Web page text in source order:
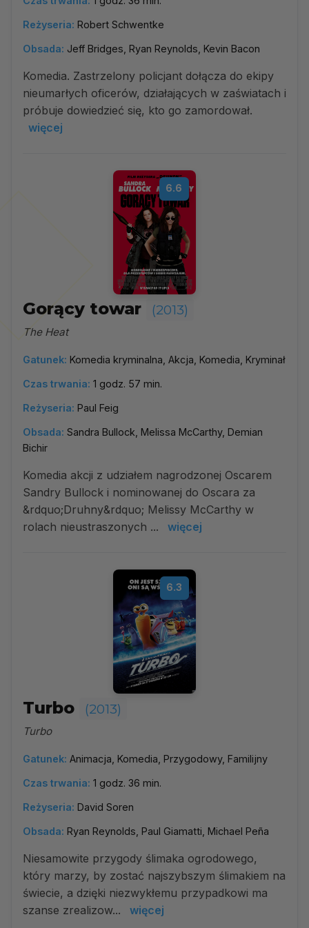
Reżyseria: Robert Schwentke
Obsada: Jeff Bridges, Ryan Reynolds, Kevin Bacon
Komedia. Zastrzelony policjant dołącza do ekipy
nieumarłych oficerów, działających w zaświatach i
próbuje dowiedzieć się, kto go zamordował.
więcej
6.6
Gorący towar (2013)
The Heat
Gatunek: Komedia kryminalna, Akcja, Komedia, Kryminał
Czas trwania: 1 godz. 57 min.
Reżyseria: Paul Feig
Obsada: Sandra Bullock, Melissa McCarthy, Demian
Bichir
Komedia akcji z udziałem nagrodzonej Oscarem
Sandry Bullock i nominowanej do Oscara za
&rdquo;Druhny&rdquo; Melissy McCarthy w
rolach nieustraszonych ...
więcej
6.3
Turbo (2013)
Turbo
Gatunek: Animacja, Komedia, Przygodowy, Familijny
Czas trwania: 1 godz. 36 min.
Reżyseria: David Soren
Obsada: Ryan Reynolds, Paul Giamatti, Michael Peña
Niesamowite przygody ślimaka ogrodowego,
który marzy, by zostać najszybszym ślimakiem na
świecie, a dzięki niezwykłemu przypadkowi ma
szanse zrealizow...
więcej